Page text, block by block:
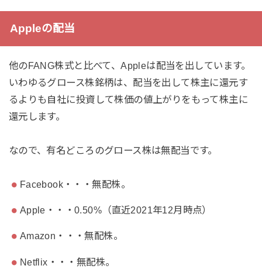
Appleの配当
他のFANG株式と比べて、Appleは配当を出しています。
いわゆるグロース株銘柄は、配当を出して株主に還元す
るよりも自社に投資して株価の値上がりをもって株主に
還元します。
なので、有名どころのグロース株は無配当です。
Facebook・・・無配株。
Apple・・・0.50%（直近2021年12月時点）
Amazon・・・無配株。
Netflix・・・無配株。